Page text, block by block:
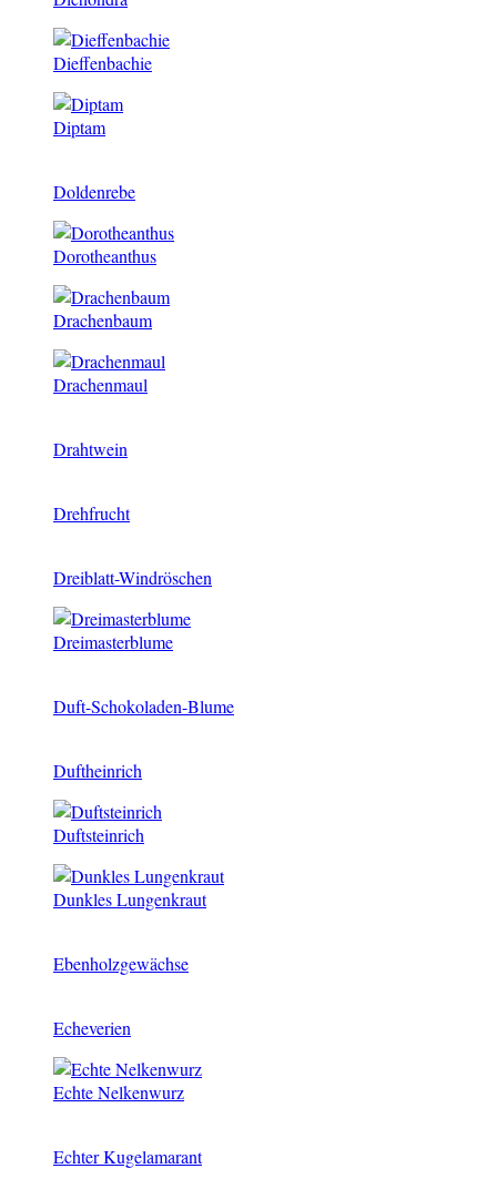
Dieffenbachie
Diptam
Doldenrebe
Dorotheanthus
Drachenbaum
Drachenmaul
Drahtwein
Drehfrucht
Dreiblatt-Windröschen
Dreimasterblume
Duft-Schokoladen-Blume
Duftheinrich
Duftsteinrich
Dunkles Lungenkraut
Ebenholzgewächse
Echeverien
Echte Nelkenwurz
Echter Kugelamarant